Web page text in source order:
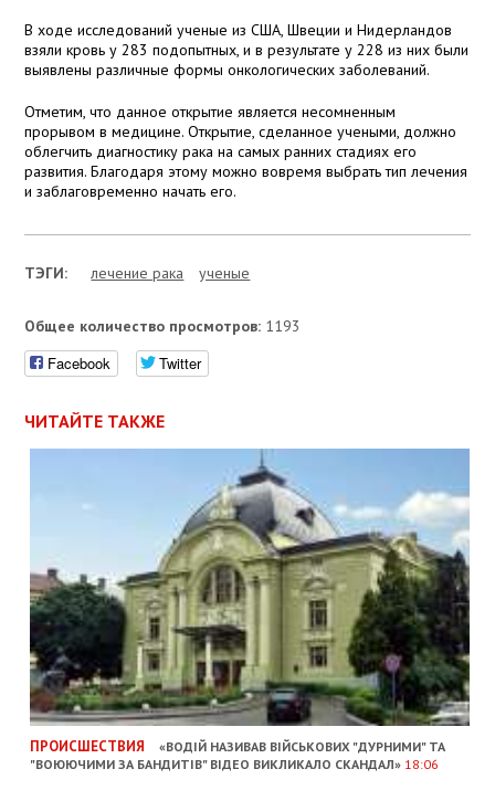
В ходе исследований ученые из США, Швеции и Нидерландов
взяли кровь у 283 подопытных, и в результате у 228 из них были
выявлены различные формы онкологических заболеваний.
Отметим, что данное открытие является несомненным
прорывом в медицине. Открытие, сделанное учеными, должно
облегчить диагностику рака на самых ранних стадиях его
развития. Благодаря этому можно вовремя выбрать тип лечения
и заблаговременно начать его.
ТЭГИ: лечение рака ученые
Общее количество просмотров: 1193
Facebook Twitter
ЧИТАЙТЕ ТАКЖЕ
ПРОИСШЕСТВИЯ
«ВОДІЙ НАЗИВАВ ВІЙСЬКОВИХ "ДУРНИМИ" ТА
"ВОЮЮЧИМИ ЗА БАНДИТІВ" ВІДЕО ВИКЛИКАЛО СКАНДАЛ» 18:06